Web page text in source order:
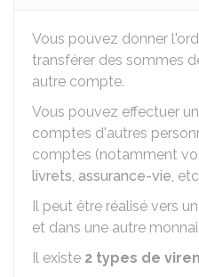
Vous pouvez donner
transférer des sommes
autre compte.
Vous pouvez effectuer
comptes d'autres
comptes (notamment
livrets, assurance-vie,
Il peut être réalisé vers
et dans une autre
Il existe 2 types de